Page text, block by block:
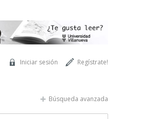
Regístrate!
Iniciar sesión
Búsqueda avanzada